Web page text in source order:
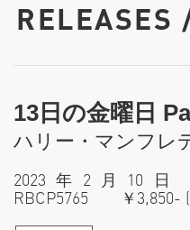
RELEASES
13日の金曜日
ハリー・マンフレ
2023年2月10日
RBCP5765 ￥3,850-